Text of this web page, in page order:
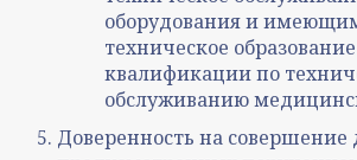
оборудования и
техническое
квалификации по
обслуживанию
Доверенность на совершение